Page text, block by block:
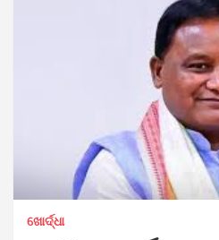
ଖୋର୍ଦ୍ଧା